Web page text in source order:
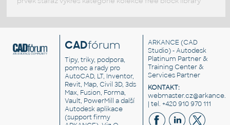
CADfórum
Tipy, triky, podpora,
pomoc a rady pro
AutoCAD, LT, Inventor,
Revit, Map, Civil 3D, 3ds
Max, Fusion, Forma,
Vault, PowerMill a další
Autodesk aplikace
(support firmy
ARKANCE (CAD
Studio) - Autodesk
Platinum Partner &
Training Center &
Services Partner
KONTAKT:
| tel. +420 910 970 111